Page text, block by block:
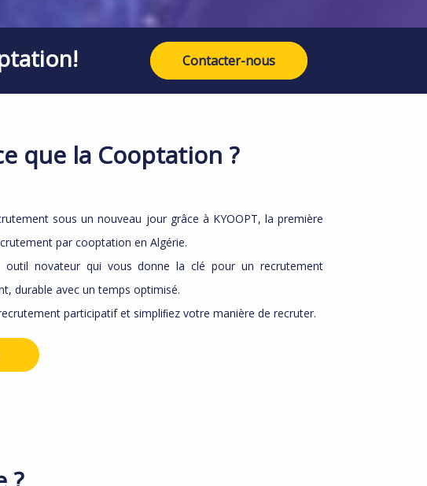
Contacter-nous
que la Cooptation ?
sous un nouveau jour grâce à KYOOPT, la première
par cooptation en Algérie.
outil novateur qui vous donne la clé pour un recrutement
durable avec un temps optimisé.
participatif et simpliﬁez votre manière de recruter.